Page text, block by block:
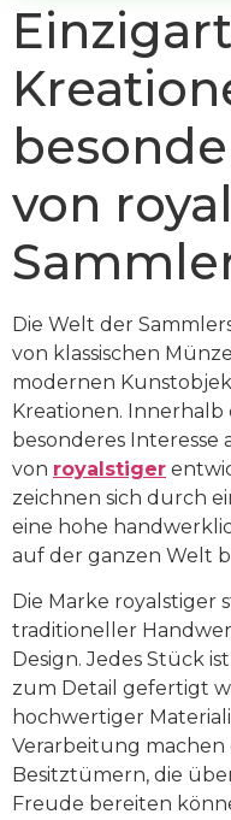
von
Die Welt der
von klassischen
modernen
Kreationen. Innerhalb
besonderes Interesse
von royalstiger
zeichnen sich durch
eine hohe
auf der ganzen Welt
Die Marke royalstiger
traditioneller
Design. Jedes Stück
zum Detail gefertigt
hochwertiger
Verarbeitung
Besitztümern, die
Freude bereiten